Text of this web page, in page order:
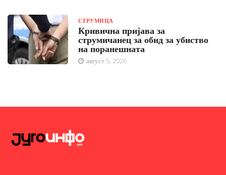
СТРУМИЦА
Кривична пријава за
струмичанец за обид за убиство
на поранешната
август 5, 2026